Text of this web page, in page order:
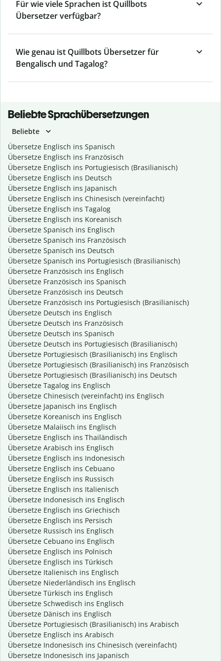
Für wie viele Sprachen ist Quillbots
Übersetzer verfügbar?
Wie genau ist Quillbots Übersetzer für
Bengalisch und Tagalog?
Beliebte Sprachübersetzungen
Beliebte
Übersetze Englisch ins Spanisch
Übersetze Englisch ins Französisch
Übersetze Englisch ins Portugiesisch (Brasilianisch)
Übersetze Englisch ins Deutsch
Übersetze Englisch ins Japanisch
Übersetze Englisch ins Chinesisch (vereinfacht)
Übersetze Englisch ins Tagalog
Übersetze Englisch ins Koreanisch
Übersetze Spanisch ins Englisch
Übersetze Spanisch ins Französisch
Übersetze Spanisch ins Deutsch
Übersetze Spanisch ins Portugiesisch (Brasilianisch)
Übersetze Französisch ins Englisch
Übersetze Französisch ins Spanisch
Übersetze Französisch ins Deutsch
Übersetze Französisch ins Portugiesisch (Brasilianisch)
Übersetze Deutsch ins Englisch
Übersetze Deutsch ins Französisch
Übersetze Deutsch ins Spanisch
Übersetze Deutsch ins Portugiesisch (Brasilianisch)
Übersetze Portugiesisch (Brasilianisch) ins Englisch
Übersetze Portugiesisch (Brasilianisch) ins Französisch
Übersetze Portugiesisch (Brasilianisch) ins Deutsch
Übersetze Tagalog ins Englisch
Übersetze Chinesisch (vereinfacht) ins Englisch
Übersetze Japanisch ins Englisch
Übersetze Koreanisch ins Englisch
Übersetze Malaiisch ins Englisch
Übersetze Englisch ins Thailändisch
Übersetze Arabisch ins Englisch
Übersetze Englisch ins Indonesisch
Übersetze Englisch ins Cebuano
Übersetze Englisch ins Russisch
Übersetze Englisch ins Italienisch
Übersetze Indonesisch ins Englisch
Übersetze Englisch ins Griechisch
Übersetze Englisch ins Persisch
Übersetze Russisch ins Englisch
Übersetze Cebuano ins Englisch
Übersetze Englisch ins Polnisch
Übersetze Englisch ins Türkisch
Übersetze Italienisch ins Englisch
Übersetze Niederländisch ins Englisch
Übersetze Türkisch ins Englisch
Übersetze Schwedisch ins Englisch
Übersetze Dänisch ins Englisch
Übersetze Portugiesisch (Brasilianisch) ins Arabisch
Übersetze Englisch ins Arabisch
Übersetze Indonesisch ins Chinesisch (vereinfacht)
Übersetze Indonesisch ins Japanisch